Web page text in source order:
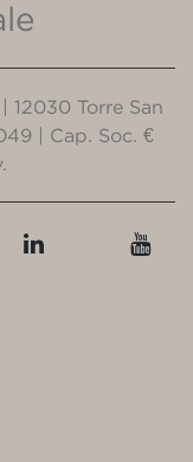
12030 Torre San
| Cap. Soc. €